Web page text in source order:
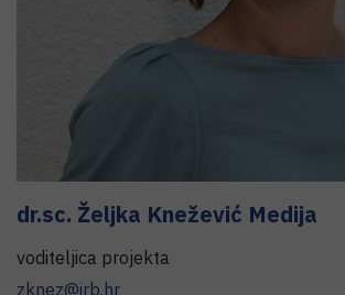
dr.sc. Željka Knežević Medija
voditeljica projekta
zknez@irb.hr